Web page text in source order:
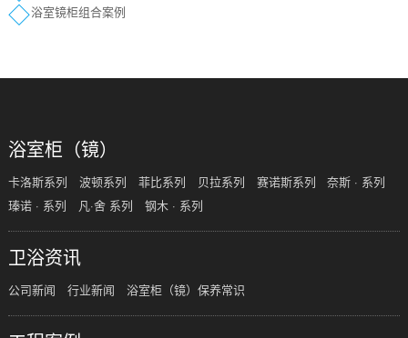
浴室镜柜组合案例
浴室柜（镜）
卡洛斯系列 波顿系列 菲比系列 贝拉系列 赛诺斯系列
奈斯 · 系列
瑧诺 · 系列
凡·舍 系列 钢木 · 系列
卫浴资讯
公司新闻 行业新闻 浴室柜（镜）保养常识